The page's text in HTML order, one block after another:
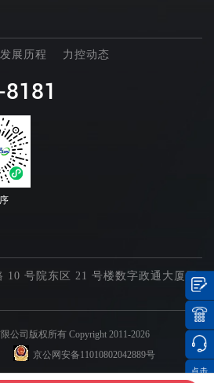
发展历程 力控动态
10 号院东区 21 号楼数字政通大厦四
公司版权所有 Copyright 2011-2026
京公网安备11010802042889号
点击